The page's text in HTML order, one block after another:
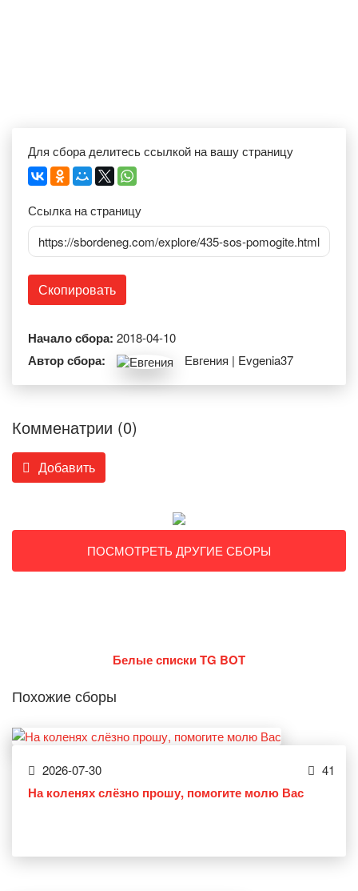
Для сбора делитесь ссылкой на вашу страницу
Ссылка на страницу
https://sbordeneg.com/explore/435-sos-pomogite.html
Скопировать
Начало сбора: 2018-04-10
Автор сбора: Евгения | Evgenia37
Комменатрии (0)
Добавить
ПОСМОТРЕТЬ ДРУГИЕ СБОРЫ
Белые списки TG BOT
Похожие сборы
2026-07-30 41
На коленях слёзно прошу, помогите молю Вас